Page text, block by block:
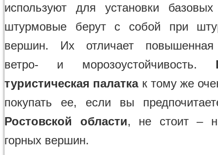
используют для установки
штурмовые берут с собой при
вершин. Их отличает повышенная
ветро- и морозоустойчивость.
туристическая палаткак тому же
покупать ее, если вы
Ростовской области, не стоит –
горных вершин.